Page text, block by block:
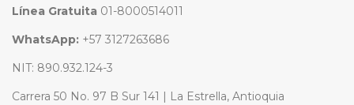
Línea Gratuita 01-8000514011
WhatsApp: +57 3127263686
NIT: 890.932.124-3
Carrera 50 No. 97 B Sur 141 | La Estrella, Antioquia